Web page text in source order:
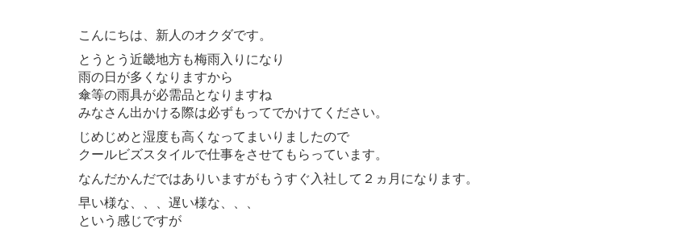
こんにちは、新人のオクダです。
とうとう近畿地方も梅雨入りになり
雨の日が多くなりますから
傘等の雨具が必需品となりますね
みなさん出かける際は必ずもってでかけてください。
じめじめと湿度も高くなってまいりましたので
クールビズスタイルで仕事をさせてもらっています。
なんだかんだではありいますがもうすぐ入社して２ヵ月になります。
早い様な、、、遅い様な、、、
という感じですが